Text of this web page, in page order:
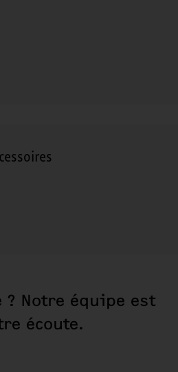
? Notre équipe est
écoute.